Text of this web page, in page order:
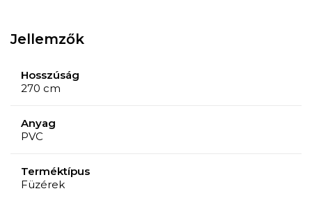
Jellemzők
Hosszúság
270 cm
Anyag
PVC
Terméktípus
Füzérek